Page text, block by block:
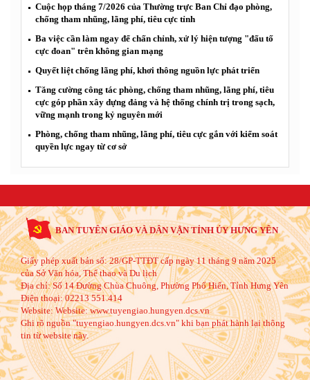
Cuộc họp tháng 7/2026 của Thường trực Ban Chỉ đạo phòng,
chống tham nhũng, lãng phí, tiêu cực tỉnh
Ba việc cần làm ngay để chấn chỉnh, xử lý hiện tượng "đấu tố
cực đoan" trên không gian mạng
Quyết liệt chống lãng phí, khơi thông nguồn lực phát triển
Tăng cường công tác phòng, chống tham nhũng, lãng phí, tiêu
cực góp phần xây dựng đảng và hệ thống chính trị trong sạch,
vững mạnh trong kỷ nguyên mới
Phòng, chống tham nhũng, lãng phí, tiêu cực gắn với kiểm soát
quyền lực ngay từ cơ sở
BAN TUYÊN GIÁO VÀ DÂN VẬN TỈNH ỦY HƯNG YÊN
Giấy phép xuất bản số: 28/GP-TTĐT cấp ngày 11 tháng 9 năm 2025
của Sở Văn hóa, Thể thao và Du lịch
Địa chỉ:Số 14 Đường Chùa Chuông, Phường Phố Hiến, Tỉnh Hưng Yên
Điện thoại:02213 551.414
Website:Website: www.tuyengiao.hungyen.dcs.vn
Ghi rõ nguồn "tuyengiao.hungyen.dcs.vn" khi bạn phát hành lại thông
tin từ website này.